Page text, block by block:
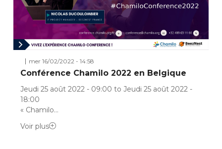
mer 16/02/2022 - 14:58
Conférence Chamilo 2022 en Belgique
Jeudi 25 août 2022 - 09:00 to Jeudi 25 août 2022 -
18:00
« Chamilo…
Voir plus